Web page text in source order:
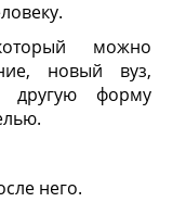
можно
новый вуз,
другую форму
него.